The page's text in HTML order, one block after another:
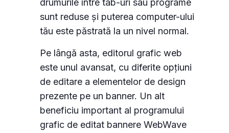
drumurile între tab-uri sau programe
sunt reduse și puterea computer-ului
tău este păstrată la un nivel normal.
Pe lângă asta, editorul grafic web
este unul avansat, cu diferite opțiuni
de editare a elementelor de design
prezente pe un banner. Un alt
beneficiu important al programului
grafic de editat bannere WebWave